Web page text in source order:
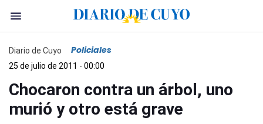
Diario de Cuyo Policiales
25 de julio de 2011 - 00:00
Chocaron contra un árbol, uno
murió y otro está grave